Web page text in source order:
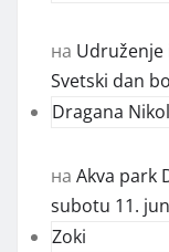
на Udruženje
Svetski dan
Dragana
на Akva park
subotu 11.
Zoki